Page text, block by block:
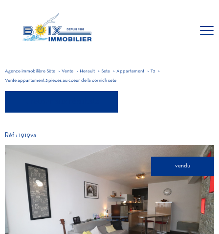
Agence immobilière Sète Vente Herault Sete Appartement T2
Vente appartement 2 pieces au coeur de la cornich sete
Réf : 1919va
vendu